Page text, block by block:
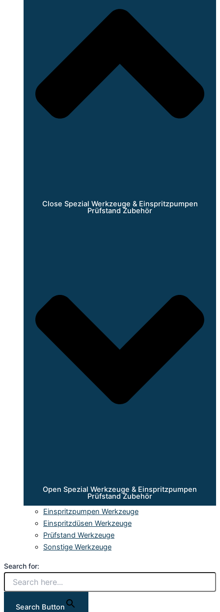
Close Spezial Werkzeuge & Einspritzpumpen
Prüfstand Zubehör
Open Spezial Werkzeuge & Einspritzpumpen
Prüfstand Zubehör
Einspritzpumpen Werkzeuge
Einspritzdüsen Werkzeuge
Prüfstand Werkzeuge
Sonstige Werkzeuge
Search for:
Search Button